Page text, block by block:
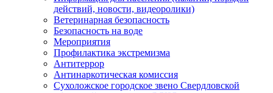
действий, новости, видеоролики)
Ветеринарная безопасность
Безопасность на воде
Мероприятия
Профилактика экстремизма
Антитеррор
Антинаркотическая комиссия
Сухоложское городское звено Свердловской